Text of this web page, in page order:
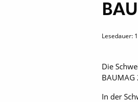
Lesedauer: 1
Die
In der